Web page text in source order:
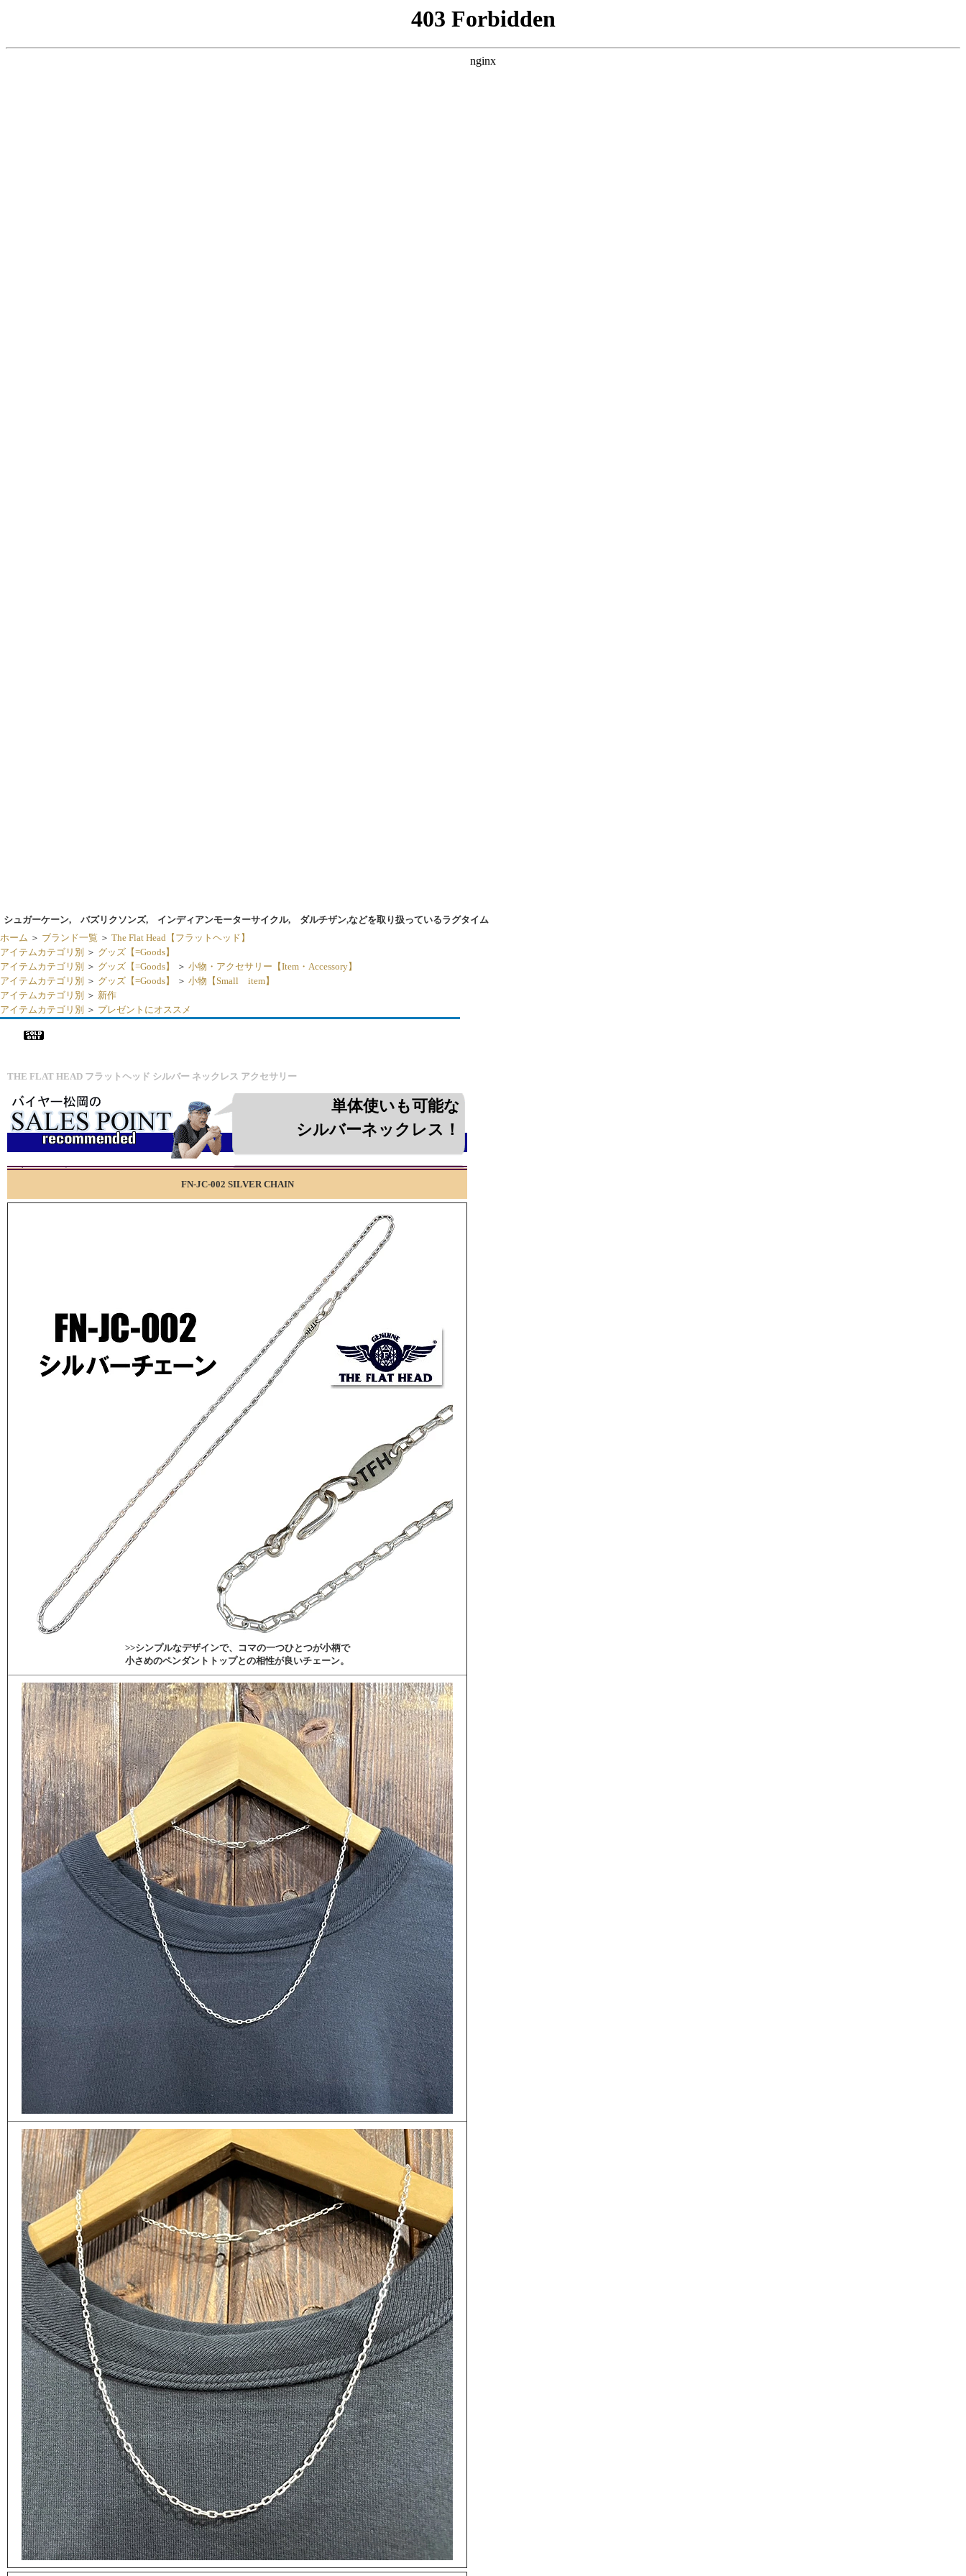
シュガーケーン, バズリクソンズ, インディアンモーターサイクル, ダルチザン,などを取り扱っているラグタイム
ホーム ＞ ブランド一覧 ＞ The Flat Head【フラットヘッド】
アイテムカテゴリ別 ＞ グッズ【=Goods】
アイテムカテゴリ別 ＞ グッズ【=Goods】 ＞ 小物・アクセサリー【Item・Accessory】
アイテムカテゴリ別 ＞ グッズ【=Goods】 ＞ 小物【Small item】
アイテムカテゴリ別 ＞ 新作
アイテムカテゴリ別 ＞ プレゼントにオススメ
THE FLAT HEAD フラットヘッド シルバー ネックレス アクセサリー
単体使いも可能な
シルバーネックレス！
FN-JC-002 SILVER CHAIN
>>シンプルなデザインで、コマの一つひとつが小柄で
小さめのペンダントトップとの相性が良いチェーン。